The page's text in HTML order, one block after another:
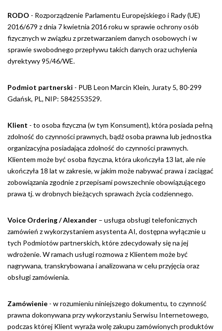
RODO - Rozporządzenie Parlamentu Europejskiego i Rady (UE)
2016/679 z dnia 7 kwietnia 2016 roku w sprawie ochrony osób
fizycznych w związku z przetwarzaniem danych osobowych i w
sprawie swobodnego przepływu takich danych oraz uchylenia
dyrektywy 95/46/WE.
Podmiot partnerski - PUB Leon Marcin Klein, Juraty 5, 80-299
Gdańsk, PL, NIP: 5842553529.
Klient - to osoba fizyczna (w tym Konsument), która posiada pełną
zdolność do czynności prawnych, bądź osoba prawna lub jednostka
organizacyjna posiadająca zdolność do czynności prawnych.
Klientem może być osoba fizyczna, która ukończyła 13 lat, ale nie
ukończyła 18 lat w zakresie, w jakim może nabywać prawa i zaciągać
zobowiązania zgodnie z przepisami powszechnie obowiązującego
prawa tj. w drobnych bieżących sprawach życia codziennego.
Voice Ordering / Alexander – usługa obsługi telefonicznych
zamówień z wykorzystaniem asystenta AI, dostępna wyłącznie u
tych Podmiotów partnerskich, które zdecydowały się na jej
wdrożenie. W ramach usługi rozmowa z Klientem może być
nagrywana, transkrybowana i analizowana w celu przyjęcia oraz
obsługi zamówienia.
Zamówienie - w rozumieniu niniejszego dokumentu, to czynność
prawna dokonywana przy wykorzystaniu Serwisu Internetowego,
podczas której Klient wyraża wolę zakupu zamówionych produktów